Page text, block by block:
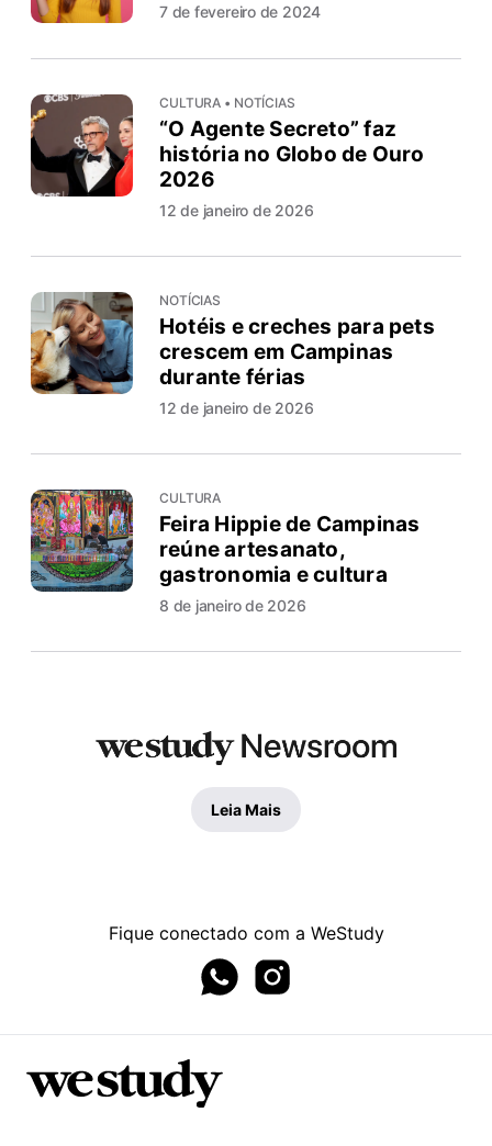
7 de fevereiro de 2024
CULTURA • NOTÍCIAS
“O Agente Secreto” faz
história no Globo de Ouro
2026
12 de janeiro de 2026
NOTÍCIAS
Hotéis e creches para pets
crescem em Campinas
durante férias
12 de janeiro de 2026
CULTURA
Feira Hippie de Campinas
reúne artesanato,
gastronomia e cultura
8 de janeiro de 2026
Leia Mais
Fique conectado com a WeStudy